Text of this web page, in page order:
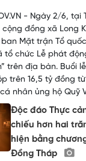
- Ngày 2/6,
đồng xã Long
ban Mặt trận Tổ
tổ chức Lễ phát
trên địa bàn. Buổi
trên 16,5 tỷ đồng
nhân ủng hộ Quỹ
Độc đáo Thực
chiếu hơn hai
hiện bằng
Đồng Tháp